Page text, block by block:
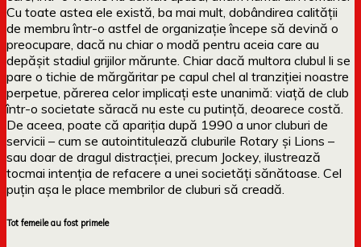
Cu toate astea ele există, ba mai mult, dobândirea calității
de membru într-o astfel de organizație începe să devină o
preocupare, dacă nu chiar o modă pentru aceia care au
depășit stadiul grijilor mărunte. Chiar dacă multora clubul li se
pare o tichie de mărgăritar pe capul chel al tranziției noastre
perpetue, părerea celor implicați este unanimă: viață de club
într-o societate săracă nu este cu putință, deoarece costă.
De aceea, poate că apariția după 1990 a unor cluburi de
servicii – cum se autointitulează cluburile Rotary și Lions –
sau doar de dragul distracției, precum Jockey, ilustrează
tocmai intenția de refacere a unei societăți sănătoase. Cel
puțin așa le place membrilor de cluburi să creadă.
Tot femeile au fost primele